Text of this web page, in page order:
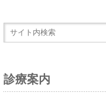
診療案内